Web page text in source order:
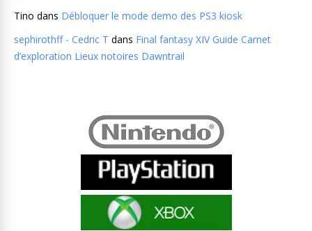
Tino dans Débloquer le mode demo des PS3 kiosk
sephirothff - Cedric T dans Final fantasy XIV Guide Carnet
d’exploration Lieux notoires Dawntrail